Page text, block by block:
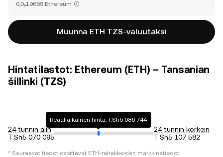
0,0₆19659 Ethereum
Muunna ETH TZS-valuutaksi
Hintatilastot: Ethereum (ETH) – Tansanian
šillinki (TZS)
24 tunnin alin
T.Sh5 070 095
Reaaliaikainen hinta: T.Sh5 086 744
24 tunnin korkein
T.Sh5 107 582
* Seuraavat tiedot osoittavat ETH-rahakkeiden markkinatiedot.